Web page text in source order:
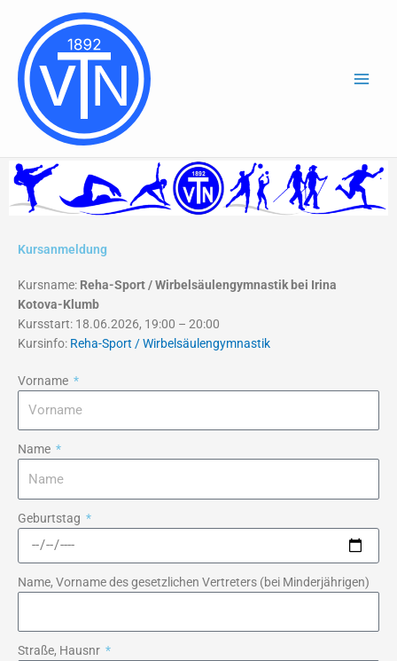
springen
Kursanmeldung
Kursname: Reha-Sport / Wirbelsäulengymnastik bei Irina
Kotova-Klumb
Kursstart: 18.06.2026, 19:00 – 20:00
Kursinfo: Reha-Sport / Wirbelsäulengymnastik
Vorname
Name
Geburtstag
Name, Vorname des gesetzlichen Vertreters (bei Minderjährigen)
Straße, Hausnr